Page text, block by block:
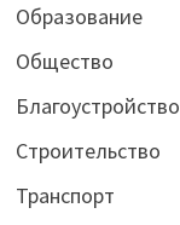
Образование
Общество
Благоустройство
Строительство
Транспорт